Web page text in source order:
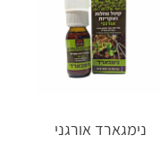
נימגארד אורגני